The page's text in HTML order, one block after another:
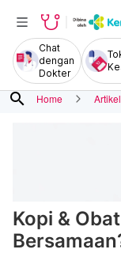
Chat
dengan
Dokter
search Home Artikel
Kopi &